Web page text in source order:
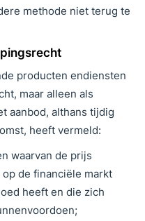
methode niet terug te
producten endiensten
maar alleen als
aanbod, althans tijdig
heeft vermeld:
waarvan de prijs
de financiële markt
heeft en die zich